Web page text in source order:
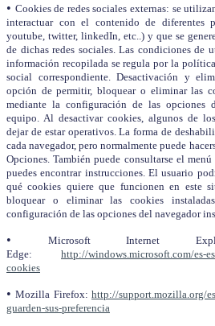
• Cookies de redes sociales externas: se
interactuar con el contenido de diferentes
youtube, twitter, linkedIn, etc..) y que se
de dichas redes sociales. Las condiciones de
información recopilada se regula por la
social correspondiente. Desactivación y
opción de permitir, bloquear o eliminar las
mediante la configuración de las opciones
equipo. Al desactivar cookies, algunos de
dejar de estar operativos. La forma de
cada navegador, pero normalmente puede
Opciones. También puede consultarse el
puedes encontrar instrucciones. El usuario
qué cookies quiere que funcionen en este
bloquear o eliminar las cookies
configuración de las opciones del navegador
• Microsoft Internet
Edge: http://windows.microsoft.com/es-
cookies
•Mozilla Firefox:http://support.mozilla.org/
guarden-sus-preferencia